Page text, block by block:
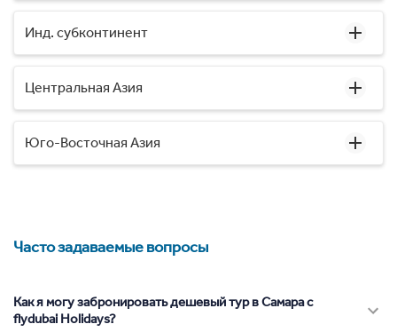
Инд. субконтинент
Центральная Азия
Юго-Восточная Азия
Часто задаваемые вопросы
Как я могу забронировать дешевый тур в Самара с
flydubai Holidays?